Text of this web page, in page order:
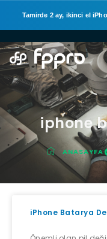
Tamirde 2 ay, ikinci el
iphone
ANASAYFA
iPhone Batarya